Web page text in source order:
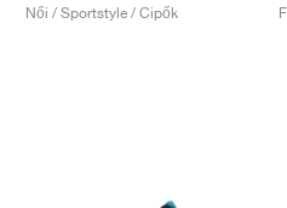
Női / Sportstyle / Cipők